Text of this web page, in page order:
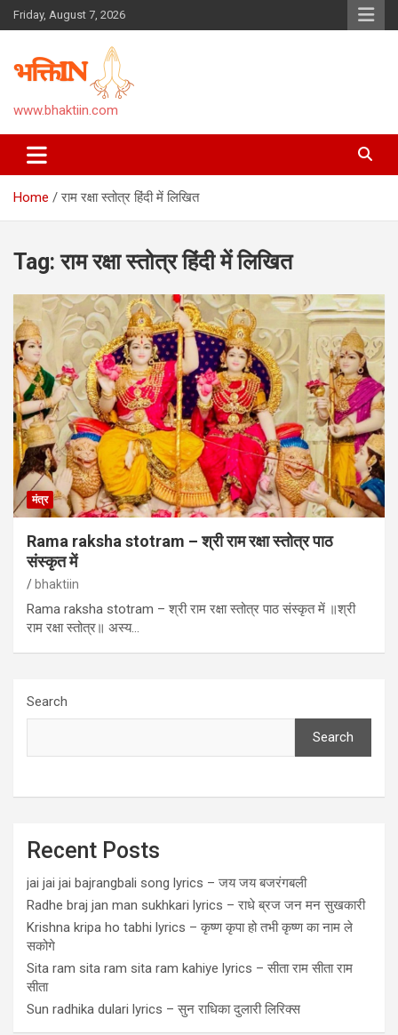
Skip
to
Friday, August 7, 2026
www.bhaktiin.com
Home राम रक्षा स्तोत्र हिंदी में लिखित
Tag:राम रक्षा स्तोत्र हिंदी में लिखित
मंत्र
Rama raksha stotram – श्री राम रक्षा स्तोत्र पाठ
संस्कृत में
bhaktiin
Rama raksha stotram – श्री राम रक्षा स्तोत्र पाठ संस्कृत में ॥श्री
राम रक्षा स्तोत्र॥ अस्य…
Search
Search
Recent Posts
jai jai jai bajrangbali song lyrics – जय जय बजरंगबली
Radhe braj jan man sukhkari lyrics – राधे ब्रज जन मन सुखकारी
Krishna kripa ho tabhi lyrics – कृष्ण कृपा हो तभी कृष्ण का नाम ले
सकोगे
Sita ram sita ram sita ram kahiye lyrics – सीता राम सीता राम
सीता
Sun radhika dulari lyrics – सुन राधिका दुलारी लिरिक्स